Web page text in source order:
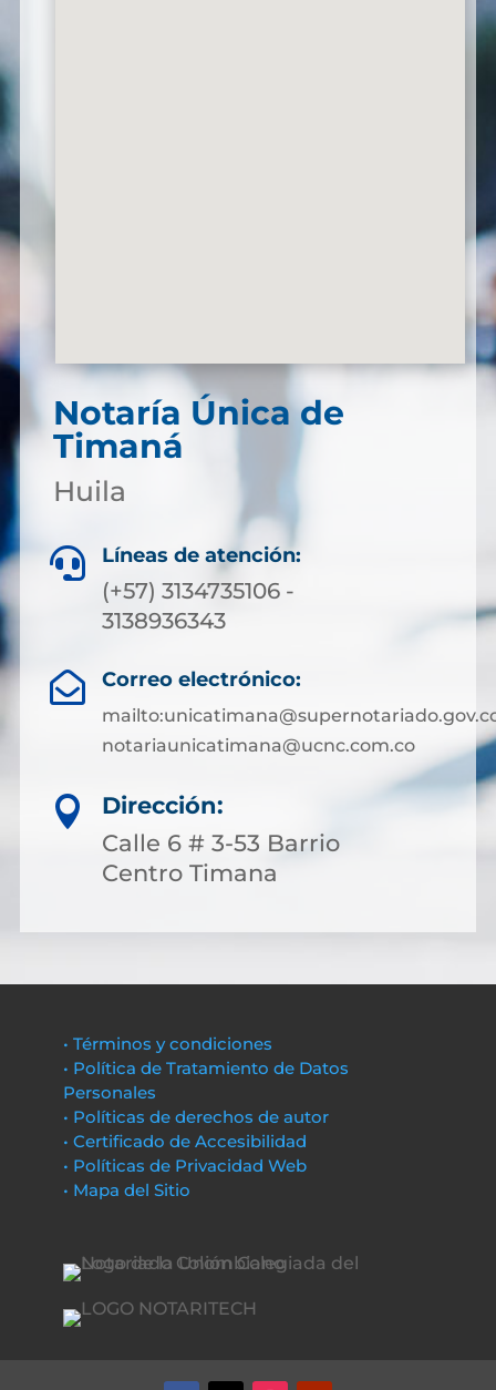
Notaría Única de
Timaná
Huila
 Líneas de atención:
(+57) 3134735106 -
3138936343
 Correo electrónico:
notariaunicatimana@ucnc.com.co

Dirección:
Calle 6 # 3-53 Barrio
Centro Timana
• Términos y condiciones
• Política de Tratamiento de Datos
Personales
• Políticas de derechos de autor
• Certificado de Accesibilidad
• Políticas de Privacidad Web
• Mapa del Sitio